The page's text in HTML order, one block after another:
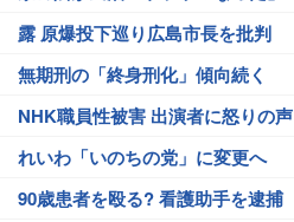
露 原爆投下巡り広島市長を批判
無期刑の「終身刑化」傾向続く
NHK職員性被害 出演者に怒りの声
れいわ「いのちの党」に変更へ
90歳患者を殴る? 看護助手を逮捕